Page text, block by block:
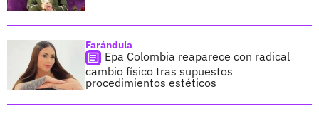
Farándula
Epa Colombia reaparece con radical
cambio físico tras supuestos
procedimientos estéticos